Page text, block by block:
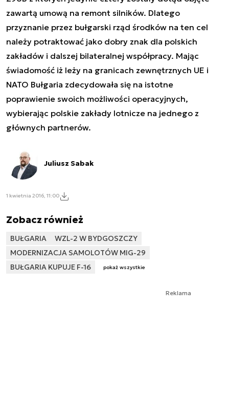
zawartą umową na remont silników. Dlatego
przyznanie przez bułgarski rząd środków na ten cel
należy potraktować jako dobry znak dla polskich
zakładów i dalszej bilateralnej współpracy. Mając
świadomość iż leży na granicach zewnętrznych UE i
NATO Bułgaria zdecydowała się na istotne
poprawienie swoich możliwości operacyjnych,
wybierając polskie zakłady lotnicze na jednego z
głównych partnerów.
Juliusz Sabak
1 kwietnia 2016, 11:00
Zobacz również
BUŁGARIA
WZL-2 W BYDGOSZCZY
MODERNIZACJA SAMOLOTÓW MIG-29
BUŁGARIA KUPUJE F-16
pokaż wszystkie
Reklama